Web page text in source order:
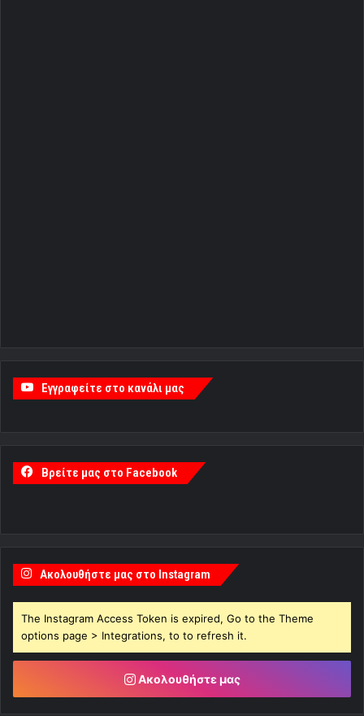
Εγγραφείτε στο κανάλι μας
Βρείτε μας στο Facebook
Ακολουθήστε μας στο Instagram
The Instagram Access Token is expired, Go to the Theme
options page > Integrations, to to refresh it.
Ακολουθήστε μας